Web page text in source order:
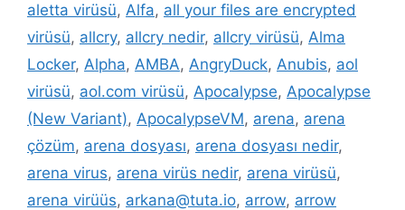
aletta virüsü, Alfa, all your files are encrypted
virüsü, allcry, allcry nedir, allcry virüsü, Alma
Locker, Alpha, AMBA, AngryDuck, Anubis, aol
virüsü, aol.com virüsü, Apocalypse, Apocalypse
(New Variant), ApocalypseVM, arena, arena
çözüm, arena dosyası, arena dosyası nedir,
arena virus, arena virüs nedir, arena virüsü,
arena virüüs, arkana@tuta.io, arrow, arrow